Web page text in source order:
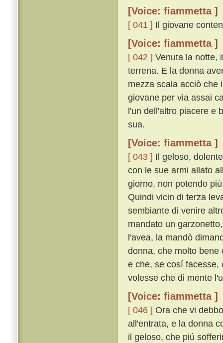
[Voice: fiammetta ]
[ 041 ] Il giovane
[Voice: fiammetta ]
[ 042 ] Venuta la notte,
terrena. E la donna
mezza scala acciò che
giovane per via assai
l'un dell'altro piacere e
sua.
[Voice: fiammetta ]
[ 043 ] Il geloso,
con le sue armi allato
giorno, non potendo
Quindi vicin di terza
sembiante di venire
mandato un
l'avea, la mandò
donna, che molto bene
e che, se cosí facesse,
volesse che di mente
[Voice: fiammetta ]
[ 046 ] Ora che vi
all'entrata, e la donna
il geloso, che piú